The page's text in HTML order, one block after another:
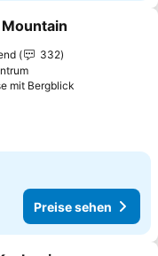
hinzufügen
332
mit Bergblick
Preise sehen